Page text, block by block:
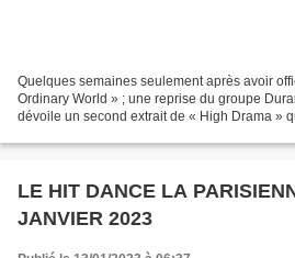
Quelques semaines seulement après avoir
Ordinary World » ; une reprise du groupe
dévoile un second extrait de « High Drama »
LE HIT DANCE LA
JANVIER 2023